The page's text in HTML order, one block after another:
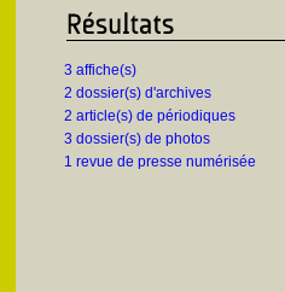
3 affiche(s)
2 dossier(s) d'archives
2 article(s) de périodiques
3 dossier(s) de photos
1 revue de presse numérisée